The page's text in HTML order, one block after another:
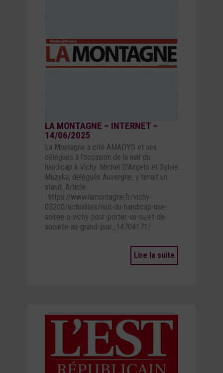
LA MONTAGNE – INTERNET –
14/06/2025
La Montagne a cité AMADYS et ses
délégués à l’occasion de la nuit du
handicap à Vichy. Michel D’Angelo et Sylvie
Muzyka, délégués Auvergne, y tenait un
stand. Article
: https://www.lamontagne.fr/vichy-
03200/actualites/nuit-du-handicap-une-
soiree-a-vichy-pour-porter-un-sujet-de-
societe-au-grand-jour_14704171/
Lire la suite